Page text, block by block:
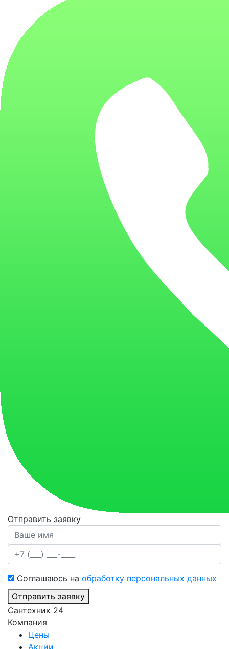
Отправить заявку
Соглашаюсь на обработку персональных данных
Отправить заявку
Сантехник 24
Компания
Цены
Акции